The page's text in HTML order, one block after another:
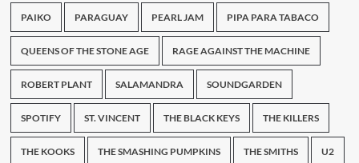
PAIKO PARAGUAY PEARL JAM PIPA PARA TABACO
QUEENS OF THE STONE AGE RAGE AGAINST THE MACHINE
ROBERT PLANT SALAMANDRA SOUNDGARDEN
SPOTIFY ST. VINCENT THE BLACK KEYS THE KILLERS
THE KOOKS THE SMASHING PUMPKINS THE SMITHS U2